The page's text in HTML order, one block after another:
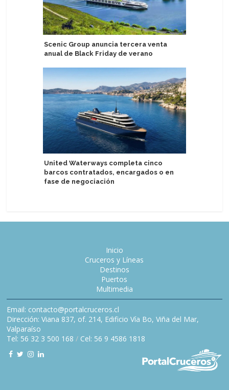
Scenic Group anuncia tercera venta
anual de Black Friday de verano
United Waterways completa cinco
barcos contratados, encargados o en
fase de negociación
Inicio
Cruceros y Líneas
Destinos
Puertos
Multimedia
Email: contacto@portalcruceros.cl
Dirección: Viana 837, of. 214, Edificio Vía Bo, Viña del Mar,
Valparaíso
Tel: 56 32 3 500 168 / Cel: 56 9 4586 1818